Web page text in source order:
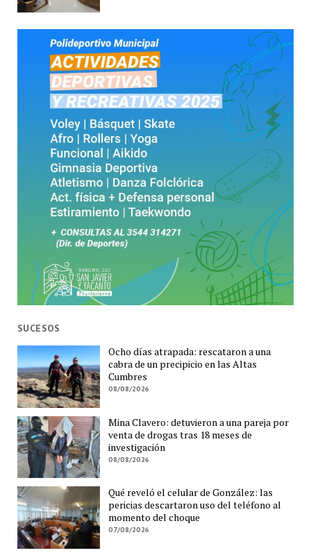
SUCESOS
Ocho días atrapada: rescataron a una
cabra de un precipicio en las Altas
Cumbres
08/08/2026
Mina Clavero: detuvieron a una pareja por
venta de drogas tras 18 meses de
investigación
08/08/2026
Qué reveló el celular de González: las
pericias descartaron uso del teléfono al
momento del choque
07/08/2026